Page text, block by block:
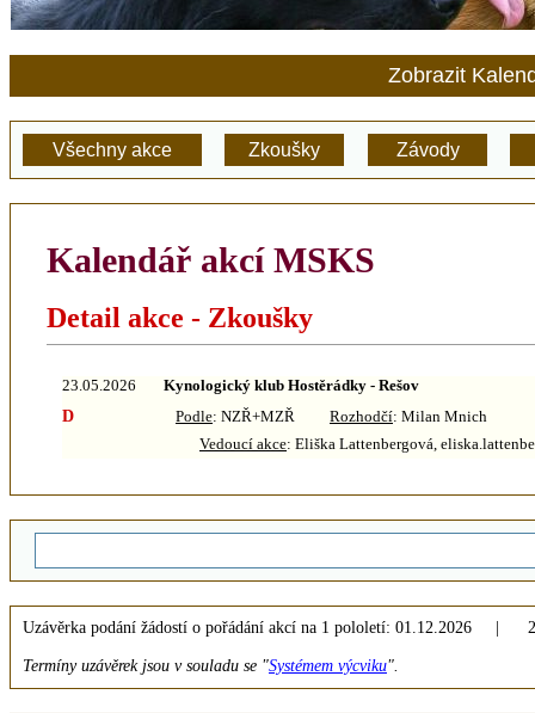
Kalendář akcí MSKS
Detail akce - Zkoušky
23.05.2026
Kynologický klub Hostěrádky - Rešov
D
Podle: NZŘ+MZŘ Rozhodčí: Milan Mnich
Vedoucí akce: Eliška Lattenbergová,
Uzávěrka podání žádostí o pořádání akcí na 1 pololetí: 01.12.2026 |
Termíny uzávěrek jsou v souladu se "Systémem výcviku".